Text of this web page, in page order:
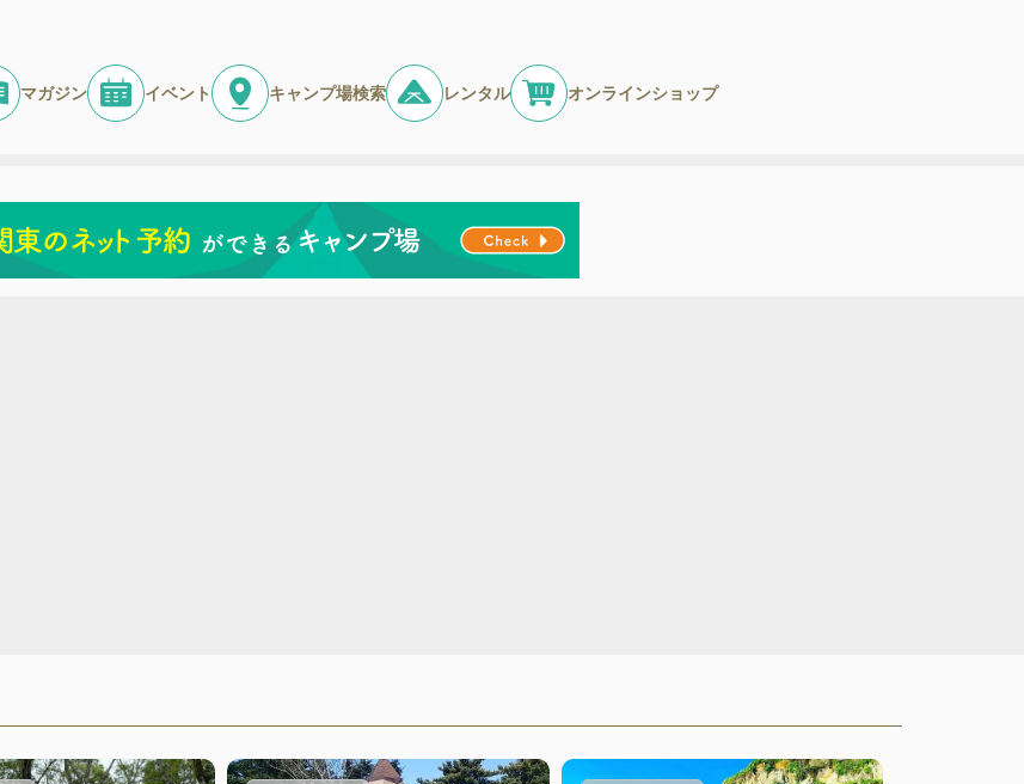
マガジン イベント キャンプ場検索 レンタル オンラインショップ